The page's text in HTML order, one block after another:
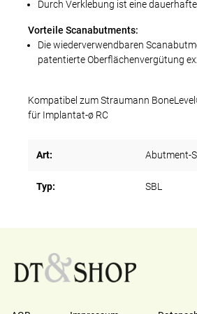
Durch Verklebung ist eine
Vorteile Scanabutments:
Die wiederverwendbaren
patentierte Oberflächenvergütung
Kompatibel zum Straumann
für Implantat-ø RC
Art: Abutment-
Typ: SBL